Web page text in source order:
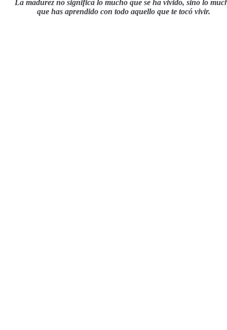
La madurez no significa lo mucho que se ha vivido, sino lo
que has aprendido con todo aquello que te tocó vivir.